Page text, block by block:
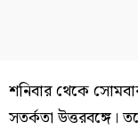
শনিবার থেকে
সতর্কতা উত্তরবঙ্গে।